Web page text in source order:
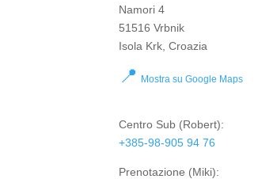
Namori 4
51516 Vrbnik
Isola Krk, Croazia
📍 Mostra su Google Maps
Centro Sub (Robert):
+385-98-905 94 76
Prenotazione (Miki):